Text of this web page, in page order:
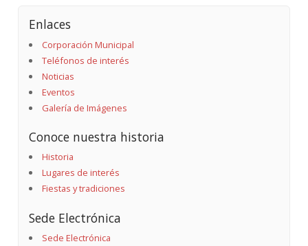
Enlaces
Corporación Municipal
Teléfonos de interés
Noticias
Eventos
Galería de Imágenes
Conoce nuestra historia
Historia
Lugares de interés
Fiestas y tradiciones
Sede Electrónica
Sede Electrónica